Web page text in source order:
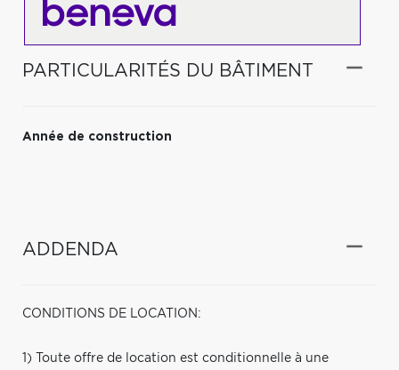
PARTICULARITÉS DU BÂTIMENT
Année de construction
ADDENDA
CONDITIONS DE LOCATION:
1) Toute offre de location est conditionnelle à une